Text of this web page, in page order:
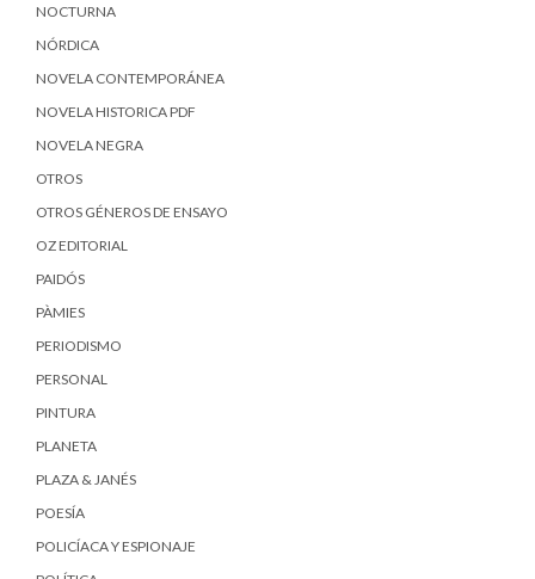
NOCTURNA
NÓRDICA
NOVELA CONTEMPORÁNEA
NOVELA HISTORICA PDF
NOVELA NEGRA
OTROS
OTROS GÉNEROS DE ENSAYO
OZ EDITORIAL
PAIDÓS
PÀMIES
PERIODISMO
PERSONAL
PINTURA
PLANETA
PLAZA & JANÉS
POESÍA
POLICÍACA Y ESPIONAJE